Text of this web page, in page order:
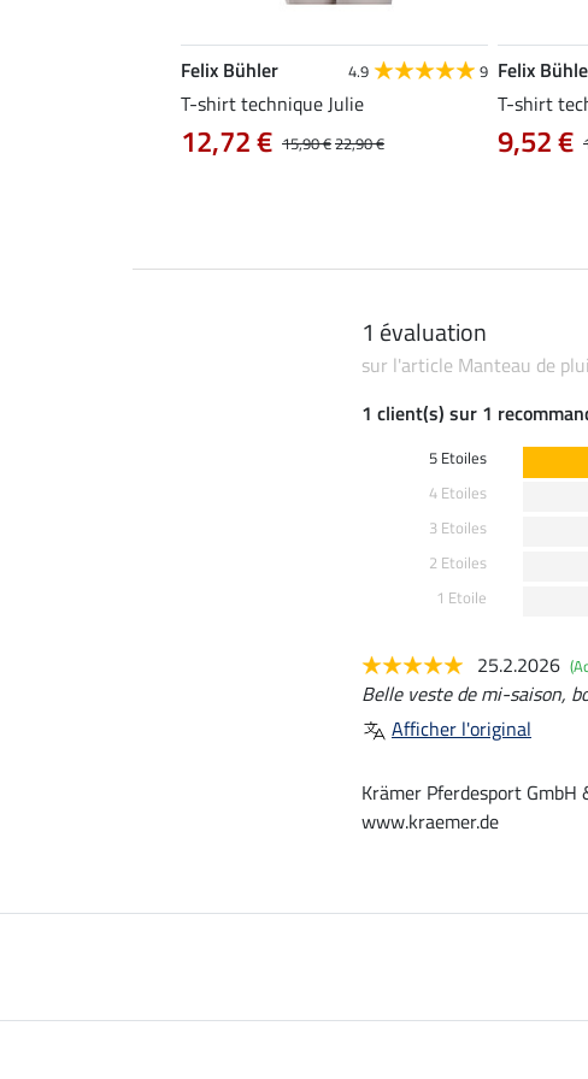
Felix Bühler 4.9 9
T-shirt technique Julie
15,90 €22,90 €
12,72 €
Felix
T-shirt
9,52 €
1 évaluation
sur l'article Manteau de
1 client(s) sur 1
5 Etoiles
4 Etoiles
3 Etoiles
2 Etoiles
1 Etoile
25.2.2026
Belle veste de mi-saison,
Afficher l'original
Krämer Pferdesport
www.kraemer.de